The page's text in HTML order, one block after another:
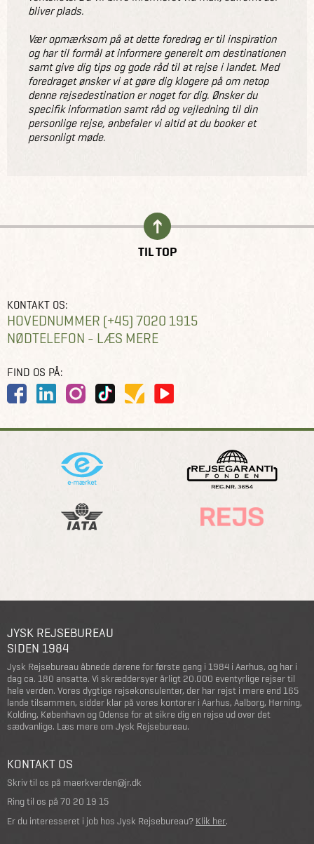
til trods for tilnavnet "den hvide by" i dag består af
smukke pastelfarvede bygninger.
Efter en kort køretur ankommer vi til den magiske by
Valladolid, hvorfra vi tidligt om morgenen besøger
ruinbyen Chichen Itza, som også kan prale af at være et
af verdens syv nye vidundere.
Vi slutter rejsen og aftenen af med afslapning på
Jeg vil i løbet af foredraget også komme ind på bl.a.
sæsoner, forskellige transportmuligheder i landene, og
Jeg glæder mig til at se jer til en inspirationsrig og
hyggelig aften i Kolding!
Med venlig hilsen
Helene
OBS: Vi gør opmærksom på, at dette er et
inspirationsforedrag om destinationen. Vi anbefaler
derfor, at du booker et møde efterfølgende for mere
detaljeret info om priser og muligheder på din
skræddersyede rejse.
bliver plads.
Vær opmærksom på at dette foredrag er til inspiration
og har til formål at informere generelt om destinationen
samt give dig tips og gode råd til at rejse i landet. Med
foredraget ønsker vi at gøre dig klogere på om netop
denne rejsedestination er noget for dig. Ønsker du
specifik information samt råd og vejledning til din
personlige rejse, anbefaler vi altid at du booker et
personligt møde.
TIL TOP
KONTAKT OS:
HOVEDNUMMER (+45) 7020 1915
NØDTELEFON - LÆS MERE
FIND OS PÅ:
JYSK REJSEBUREAU
SIDEN 1984
Jysk Rejsebureau åbnede dørene for første gang i 1984 i Aarhus, og har i
dag ca. 180 ansatte. Vi skræddersyer årligt 20.000 eventyrlige rejser til
hele verden. Vores dygtige rejsekonsulenter, der har rejst i mere end 165
lande tilsammen, sidder klar på vores kontorer i Aarhus, Aalborg, Herning,
Kolding, København og Odense for at sikre dig en rejse ud over det
sædvanlige. Læs mere om Jysk Rejsebureau.
KONTAKT OS
Skriv til os på maerkverden@jr.dk
Ring til os på 70 20 19 15
Er du interesseret i job hos Jysk Rejsebureau? Klik her.